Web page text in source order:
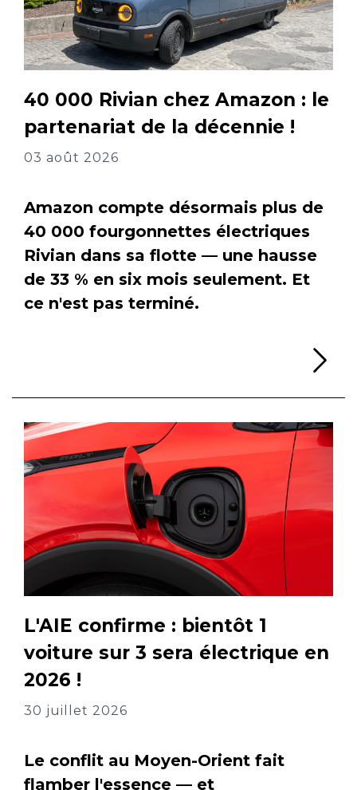
40 000 Rivian chez Amazon : le
partenariat de la décennie !
03 août 2026
Amazon compte désormais plus de
40 000 fourgonnettes électriques
Rivian dans sa flotte — une hausse
de 33 % en six mois seulement. Et
ce n'est pas terminé.
L'AIE confirme : bientôt 1
voiture sur 3 sera électrique en
2026 !
30 juillet 2026
Le conflit au Moyen-Orient fait
flamber l'essence — et